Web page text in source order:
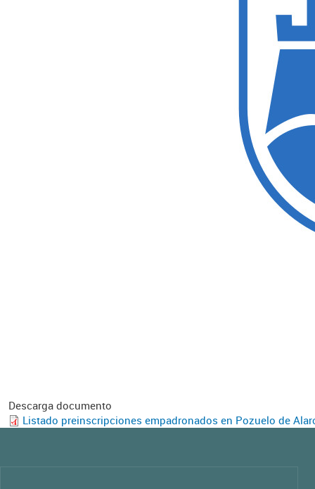
Descarga documento
Listado preinscripciones empadronados en Pozuelo de